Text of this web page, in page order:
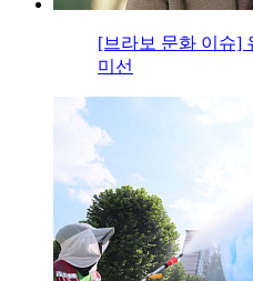
[브라보 문화 이슈]
미선